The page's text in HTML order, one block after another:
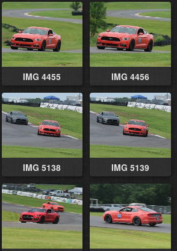
IMG 4455 IMG 4456
IMG 5138 IMG 5139